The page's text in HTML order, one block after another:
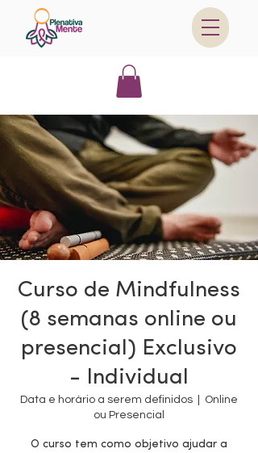
Curso de Mindfulness
(8 semanas online ou
presencial) Exclusivo
- Individual
Data e horário a serem definidos
Online
ou Presencial
O curso tem como objetivo ajudar a